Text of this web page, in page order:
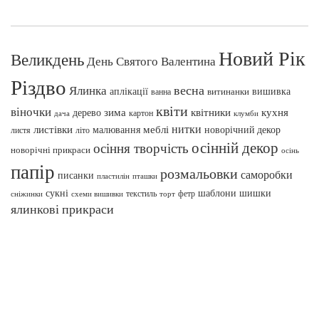
ВеликденьДень Святого ВалентинаНовий Рік
Різдво Ялинка аплікації ванна весна витинанки вишивка
віночки дача дерево зима картон квіти квітники клумби кухня
листя листівки літо малювання меблі нитки новорічний декор
новорічні прикраси осіння творчість осінній декор осінь
папір писанки пластилін пташки розмальовки саморобки
сніжинки сукні схеми вишивки текстиль торт фетр шаблони шишки
ялинкові прикраси